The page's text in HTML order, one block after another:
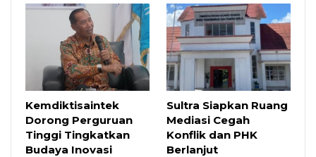
Kemdiktisaintek
Dorong Perguruan
Tinggi Tingkatkan
Budaya Inovasi
Sultra Siapkan Ruang
Mediasi Cegah
Konflik dan PHK
Berlanjut